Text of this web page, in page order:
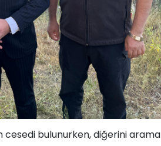
cesedi bulunurken, diğerini arama